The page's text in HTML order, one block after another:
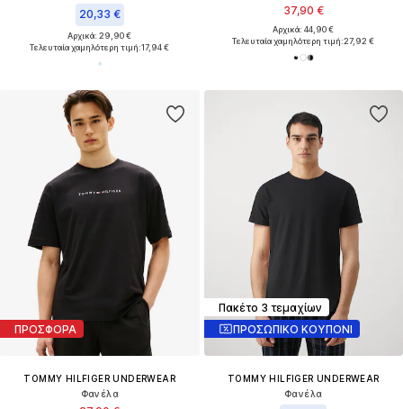
20,33 €
Αρχικά: 29,90 €
Τελευταία χαμηλότερη τιμή:17,94 €
37,90 €
Αρχικά: 44,90 €
Τελευταία χαμηλότερη τιμή:27,92 €
ΠΡΟΣΦΟΡΑ
TOMMY HILFIGER UNDERWEAR
Φανέλα
Πακέτο 3 τεμαχίων
ΠΡΟΣΩΠΙΚΟ ΚΟΥΠΟΝΙ
TOMMY HILFIGER UNDERWEAR
Φανέλα